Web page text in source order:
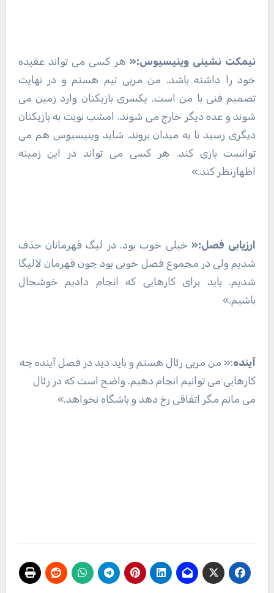
نیمکت نشینی وینیسیوس:« هر کسی می تواند عقیده
خود را داشته باشد. من مربی تیم هستم و در نهایت
تصمیم فنی با من است. یکسری بازیکنان وارد زمین می
شوند و عده دیگر خارج می شوند. امشب نوبت به بازیکنان
دیگری رسید تا به میدان بروند. شاید وینیسیوس هم می
توانست بازی کند. هر کسی می تواند در این زمینه
اظهارنظر کند.»
ارزیابی فصل:« خیلی خوب بود. در لیگ قهرمانان حذف
شدیم ولی در مجموع فصل خوبی بود چون قهرمان لالیگا
شدیم. باید برای کارهایی که انجام دادیم خوشحال
باشیم.»
آینده:« من مربی رئال هستم و باید دید در فصل آینده چه
کارهایی می توانیم انجام دهیم. واضح است که در رئال
می مانم مگر اتفاقی رخ دهد و باشگاه نخواهد.»